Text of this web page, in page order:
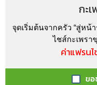
กะ
จุดเริ่มต้นจากครัว “สู่หน้
ไชส์กะเพรา
ค่าแฟรน
ข